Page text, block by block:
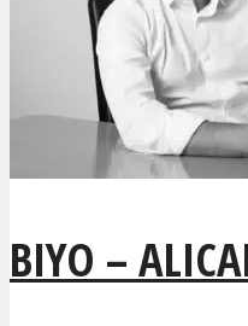
BIYO –